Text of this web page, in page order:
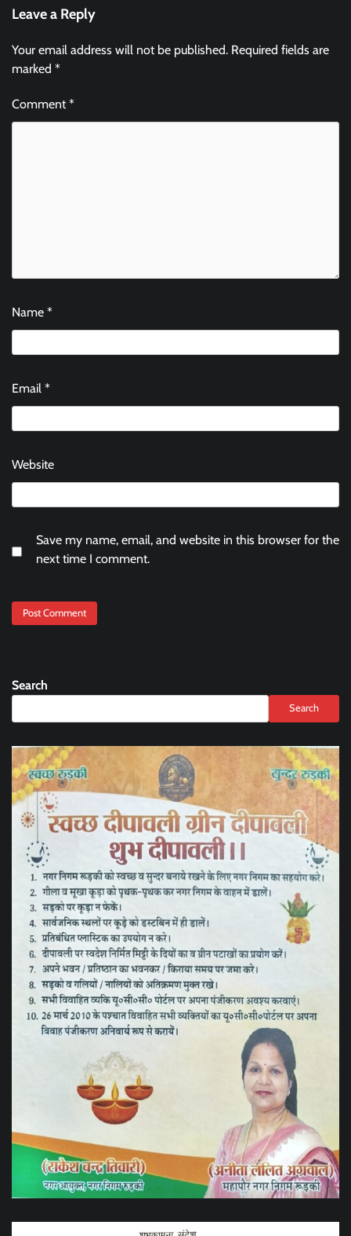
Leave a Reply
Your email address will not be published. Required fields are
marked *
Comment*
Name *
Email *
Website
Save my name, email, and website in this browser for the
next time I comment.
Search
Search